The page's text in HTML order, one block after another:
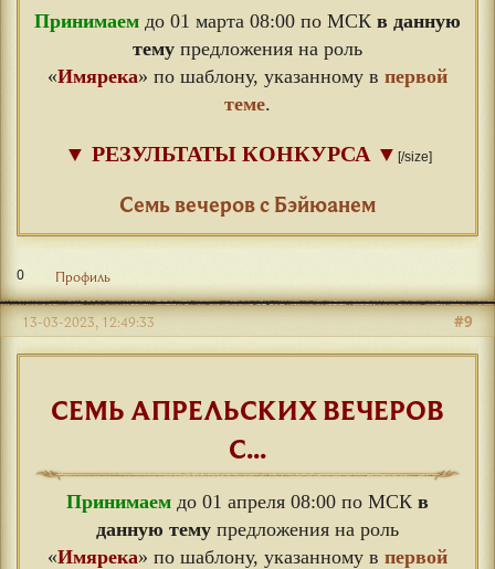
Принимаем до 01 марта 08:00 по МСК в данную
тему предложения на роль
«Имярека» по шаблону, указанному в первой
теме.
▼ РЕЗУЛЬТАТЫ КОНКУРСА ▼ [/size]
Семь вечеров с Бэйюанем
0 Профиль
#9
13-03-2023, 12:49:33
СЕМЬ АПРЕЛЬСКИХ ВЕЧЕРОВ
С...
Принимаем до 01 апреля 08:00 по МСК в
данную тему предложения на роль
«Имярека» по шаблону, указанному в первой